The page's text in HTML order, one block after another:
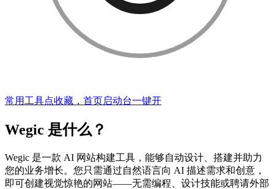
常用工具点收藏，首页启动台一键开
Wegic 是什么？
Wegic 是一款 AI 网站构建工具，能够自动设计、搭建并助力
您的业务增长。您只需通过自然语言向 AI 描述需求和创意，
即可创建视觉惊艳的网站——无需编程、设计技能或聘请外部